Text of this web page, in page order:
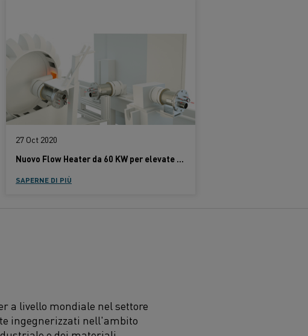
27 Oct 2020
Nuovo Flow Heater da 60 KW per elevate esigenze di potenza
SAPERNE DI PIÙ
a livello mondiale nel settore
ingegnerizzati nell'ambito